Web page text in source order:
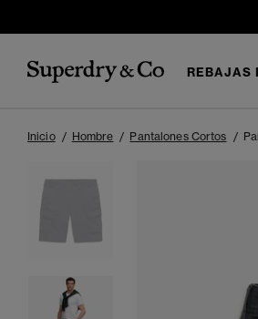
REBAJAS
Inicio Hombre Pantalones Cortos